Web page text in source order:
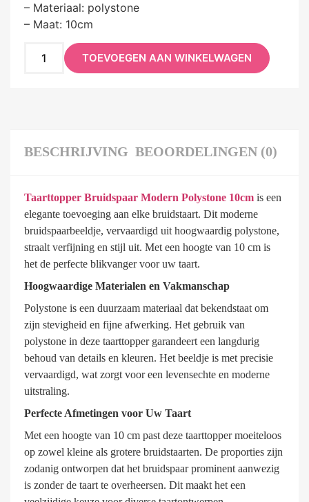
– Materiaal: polystone
– Maat: 10cm
TOEVOEGEN AAN WINKELWAGEN
BESCHRIJVING BEOORDELINGEN (0)
Taarttopper Bruidspaar Modern Polystone 10cm is een
elegante toevoeging aan elke bruidstaart. Dit moderne
bruidspaarbeeldje, vervaardigd uit hoogwaardig polystone,
straalt verfijning en stijl uit. Met een hoogte van 10 cm is
het de perfecte blikvanger voor uw taart.
Hoogwaardige Materialen en Vakmanschap
Polystone is een duurzaam materiaal dat bekendstaat om
zijn stevigheid en fijne afwerking. Het gebruik van
polystone in deze taarttopper garandeert een langdurig
behoud van details en kleuren. Het beeldje is met precisie
vervaardigd, wat zorgt voor een levensechte en moderne
uitstraling.
Perfecte Afmetingen voor Uw Taart
Met een hoogte van 10 cm past deze taarttopper moeiteloos
op zowel kleine als grotere bruidstaarten. De proporties zijn
zodanig ontworpen dat het bruidspaar prominent aanwezig
is zonder de taart te overheersen. Dit maakt het een